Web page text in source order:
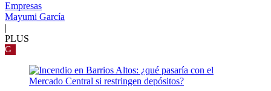
Empresas
Mayumi García
|
PLUS
G